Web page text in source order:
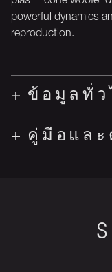
powerful dynamics
reproduction.
ข้อมูลทั่ว
คู่มือและ